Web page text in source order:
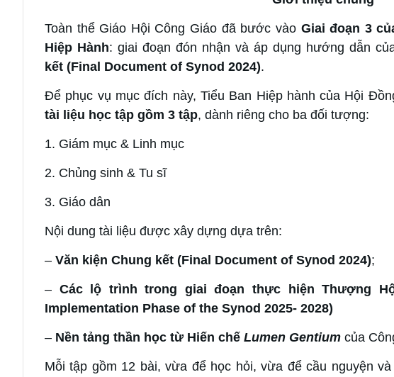
Toàn thể Giáo Hội Công Giáo đã bước vào Giai đoạn 3
Hiệp Hành: giai đoạn đón nhận và áp dụng hướng dẫn
kết (Final Document of Synod 2024).
Để phục vụ mục đích này, Tiểu Ban Hiệp hành của Hội
tài liệu học tập gồm 3 tập, dành riêng cho ba đối tượng:
1. Giám mục & Linh mục
2. Chủng sinh & Tu sĩ
3. Giáo dân
Nội dung tài liệu được xây dựng dựa trên:
– Văn kiện Chung kết (Final Document of Synod 2024);
– Các lộ trình trong giai đoạn thực hiện Thượng
Implementation Phase of the Synod 2025- 2028)
– Nền tảng thần học từ Hiến chế Lumen Gentium của
Mỗi tập gồm 12 bài, vừa để học hỏi, vừa để cầu nguyện